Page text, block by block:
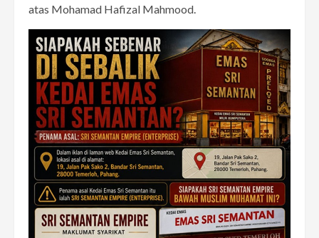
atas Mohamad Hafizal Mahmood.